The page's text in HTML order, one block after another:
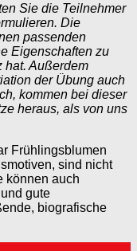
Sie die Teilnehmer
Die
passenden
Eigenschaften zu
hat. Außerdem
der Übung auch
kommen bei dieser
heraus, als von uns
Frühlingsblumen
sind nicht
können auch
gute
biografische